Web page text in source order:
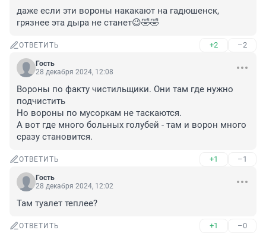
даже если эти вороны накакают на гадюшенск,
грязнее эта дыра не станет😉🤣🤣
ОТВЕТИТЬ +2 –2
Гость
28 декабря 2024, 12:08
Вороны по факту чистильщики. Они там где нужно
подчистить
Но вороны по мусоркам не таскаются.
А вот где много больных голубей - там и ворон много
сразу становится.
ОТВЕТИТЬ +1 –1
Гость
28 декабря 2024, 12:02
Там туалет теплее?
ОТВЕТИТЬ +1 –0